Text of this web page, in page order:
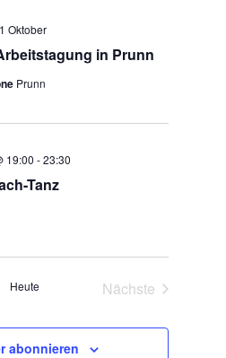
t
e
,
a
t
i
o
in Prunn
Oktober
Prunn
Tanz
19:00 -23:30
Heute
Nächste
abonnieren